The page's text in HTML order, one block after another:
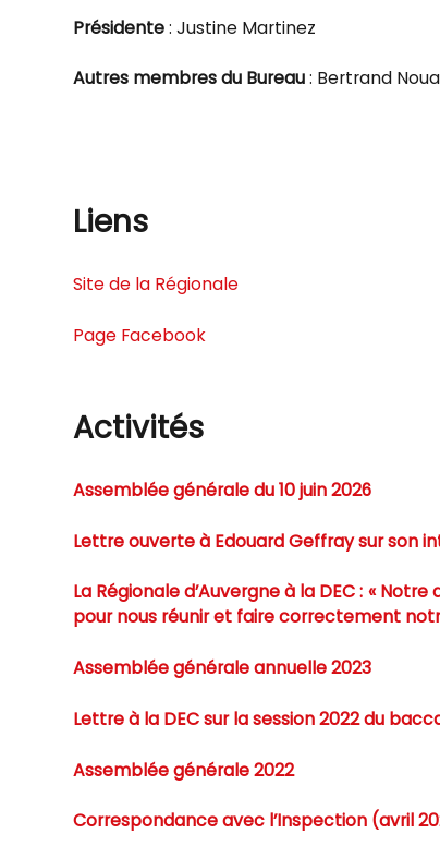
Présidente: Justine Martinez
Autres membres du Bureau: Bertrand
Liens
Site de la Régionale
Page Facebook
Activités
Assemblée générale du 10 juin 2026
Lettre ouverte à Edouard Geffray sur son
La Régionale d’Auvergne à la DEC : «
pour nous réunir et faire correctement
Assemblée générale annuelle 2023
Lettre à la DEC sur la session 2022 du
Assemblée générale 2022
Correspondance avec l’Inspection (avril